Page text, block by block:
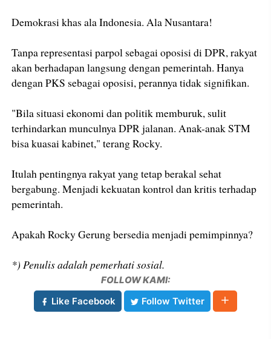
Demokrasi khas ala Indonesia. Ala Nusantara!
Tanpa representasi parpol sebagai oposisi di DPR, rakyat
akan berhadapan langsung dengan pemerintah. Hanya
dengan PKS sebagai oposisi, perannya tidak signifikan.
"Bila situasi ekonomi dan politik memburuk, sulit
terhindarkan munculnya DPR jalanan. Anak-anak STM
bisa kuasai kabinet," terang Rocky.
Itulah pentingnya rakyat yang tetap berakal sehat
bergabung. Menjadi kekuatan kontrol dan kritis terhadap
pemerintah.
Apakah Rocky Gerung bersedia menjadi pemimpinnya?
*) Penulis adalah pemerhati sosial.
FOLLOW KAMI:
Like Facebook
Follow Twitter